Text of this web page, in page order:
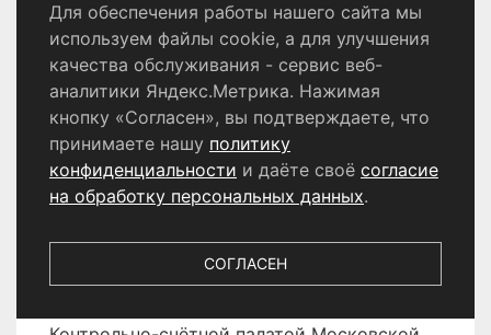
рабочих совещаний, обучение сотрудников
в целях повышения их профессионального
уровня. В 2025 году 3 работника
Контрольно-счётной палаты прошли
обучение на курсах повышения
квалификации, из которых: 2 – по
программе «Противодействие коррупции в
системе государственной и муниципальной
закупок. Так же, работники Контрольно-
счётной палаты принимали участие в
Для обеспечения работы нашего сайта мы
используем файлы cookie, а для улучшения
качества обслуживания - сервис веб-
аналитики Яндекс.Метрика. Нажимая
кнопку «Согласен», вы подтверждаете, что
принимаете нашу политику
конфиденциальности и даёте своё согласие
на обработку персональных данных.
СОГЛАСЕН